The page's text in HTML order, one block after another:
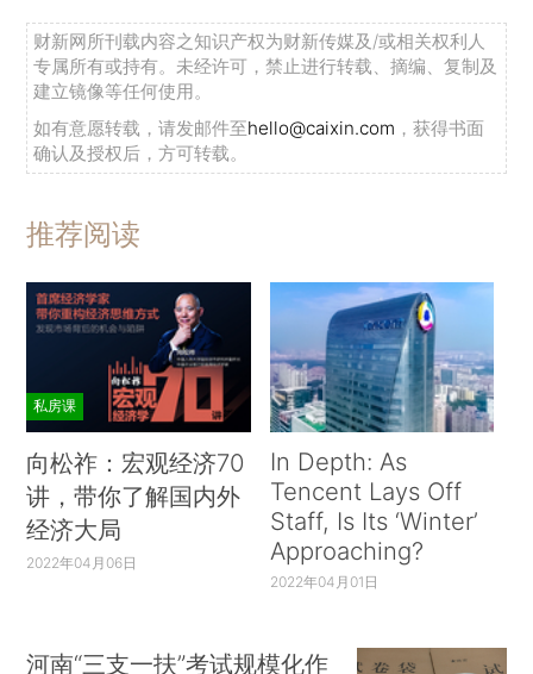
财新网所刊载内容之知识产权为财新传媒及/或相关权利人
专属所有或持有。未经许可，禁止进行转载、摘编、复制及
建立镜像等任何使用。
如有意愿转载，请发邮件至hello@caixin.com ，获得书面
确认及授权后，方可转载。
推荐阅读
私房课
向松祚：宏观经济70
讲，带你了解国内外
经济大局
2022年04月06日
In Depth: As
Tencent Lays Off
Staff, Is Its ‘Winter’
Approaching?
2022年04月01日
河南“三支一扶”考试规模化作